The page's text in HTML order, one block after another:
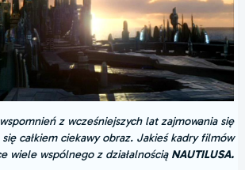
z wcześniejszych lat zajmowania się
całkiem ciekawy obraz. Jakieś kadry filmów
wiele wspólnego z działalnością NAUTILUSA.